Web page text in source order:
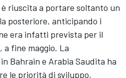
riuscita a portare soltanto un
posteriore, anticipando i
era infatti prevista per il
a fine maggio. La
Bahrain e Arabia Saudita ha
le priorità di sviluppo,